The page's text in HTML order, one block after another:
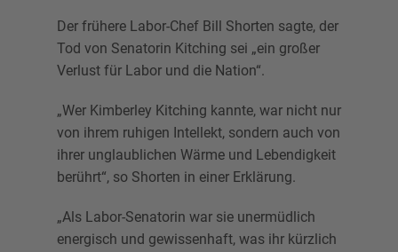
Der frühere Labor-Chef Bill Shorten sagte, der
Tod von Senatorin Kitching sei „ein großer
Verlust für Labor und die Nation“.
„Wer Kimberley Kitching kannte, war nicht nur
von ihrem ruhigen Intellekt, sondern auch von
ihrer unglaublichen Wärme und Lebendigkeit
berührt“, so Shorten in einer Erklärung.
„Als Labor-Senatorin war sie unermüdlich
energisch und gewissenhaft, was ihr kürzlich